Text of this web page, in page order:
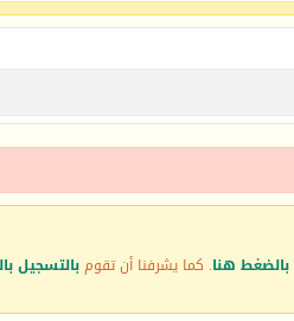
بالضغط هنا. كما يشرفنا أن تقومبالتسجيل